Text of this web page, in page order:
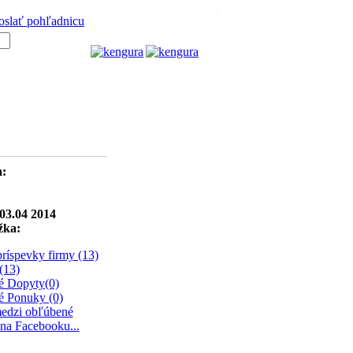
pohľadnicu
2014
firmy (13)
Dopyty(0)
Ponuky (0)
obľúbené
Facebooku...